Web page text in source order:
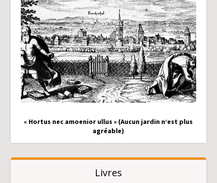
« Hortus nec amoenior ullus » (Aucun jardin n’est plus
agréable)
Livres